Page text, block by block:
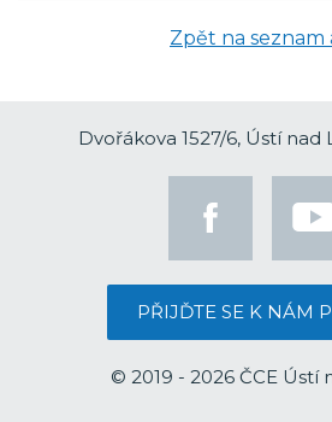
Zpět na seznam
Dvořákova 1527/6, Ústí nad
PŘIJĎTE SE K NÁM
© 2019 - 2026 ČCE Ústí